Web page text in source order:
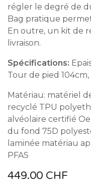
régler le degré de
Bag pratique
En outre, un kit de
livraison.
Spécifications:
Tour de pied
Matériau: matériel
recyclé TPU
alvéolaire certifié
du fond 75D
laminée matériau
PFAS
449.00 CHF